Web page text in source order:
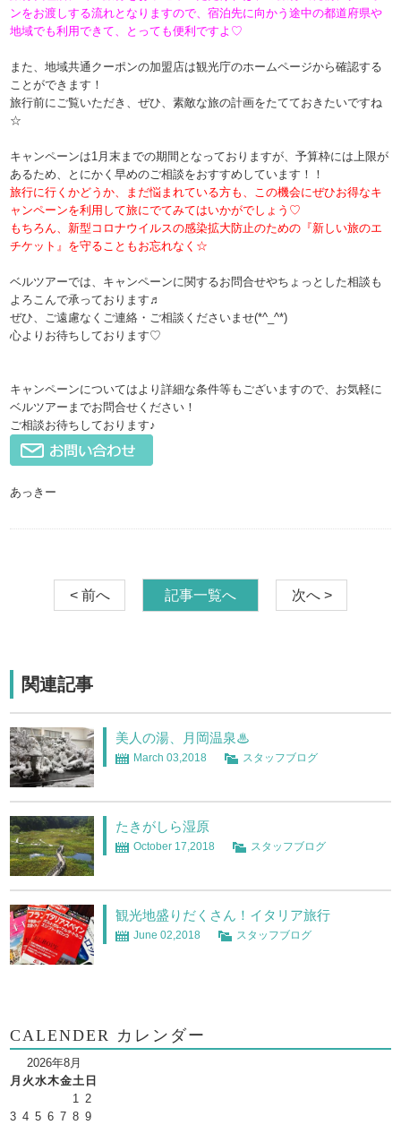
ンをお渡しする流れとなりますので、宿泊先に向かう途中の都道府県や
地域でも利用できて、とっても便利ですよ♡
また、地域共通クーポンの加盟店は観光庁のホームページから確認する
ことができます！
旅行前にご覧いただき、ぜひ、素敵な旅の計画をたてておきたいですね
☆
キャンペーンは1月末までの期間となっておりますが、予算枠には上限が
あるため、とにかく早めのご相談をおすすめしています！！
旅行に行くかどうか、まだ悩まれている方も、この機会にぜひお得なキ
ャンペーンを利用して旅にでてみてはいかがでしょう♡
もちろん、新型コロナウイルスの感染拡大防止のための『新しい旅のエ
チケット』を守ることもお忘れなく☆
ベルツアーでは、キャンペーンに関するお問合せやちょっとした相談も
よろこんで承っております♬
ぜひ、ご遠慮なくご連絡・ご相談くださいませ(*^_^*)
心よりお待ちしております♡
キャンペーンについてはより詳細な条件等もございますので、お気軽に
ベルツアーまでお問合せください！
ご相談お待ちしております♪
あっきー
< 前へ 記事一覧へ 次へ >
関連記事
美人の湯、月岡温泉♨
March 03,2018 スタッフブログ
たきがしら湿原
October 17,2018 スタッフブログ
観光地盛りだくさん！イタリア旅行
June 02,2018 スタッフブログ
CALENDER カレンダー
2026年8月
月 火水木金土 日
1 2
3 4 5 6 7 8 9